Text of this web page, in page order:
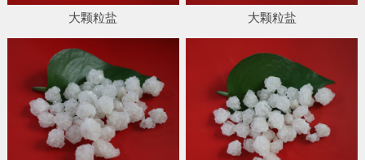
大颗粒盐 大颗粒盐